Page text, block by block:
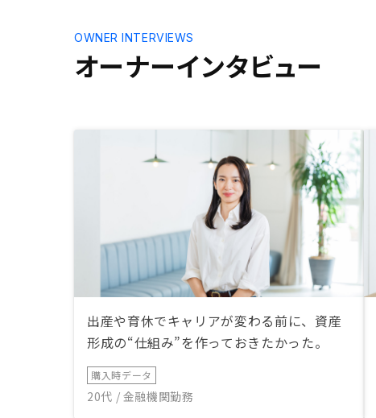
オーナーインタビュー
OWNER INTERVIEWS
出産や育休でキャリアが変わる前に、資産
形成の“仕組み”を作っておきたかった。
購入時データ
20代 / 金融機関勤務